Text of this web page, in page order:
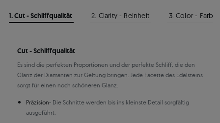
1. Cut - Schliffqualität 2. Clarity - Reinheit 3. Color - Farbe
Cut - Schliffqualität
Es sind die perfekten Proportionen und der perfekte Schliff, die den
Glanz der Diamanten zur Geltung bringen. Jede Facette des Edelsteins
sorgt für einen noch schöneren Glanz.
Präzision- Die Schnitte werden bis ins kleinste Detail sorgfältig
ausgeführt.